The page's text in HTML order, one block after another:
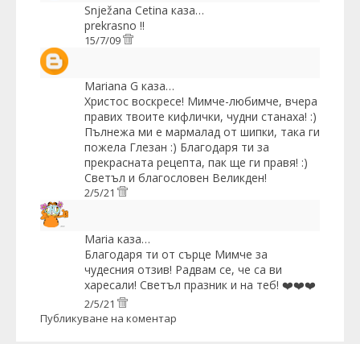
Snježana Cetina каза…
prekrasno !!
15/7/09
Mariana G каза…
Христос воскресе! Мимче-любимче, вчера
правих твоите кифлички, чудни станаха! :)
Пълнежа ми е мармалад от шипки, така ги
пожела Глезан :) Благодаря ти за
прекрасната рецепта, пак ще ги правя! :)
Светъл и благословен Великден!
2/5/21
Maria каза…
Благодаря ти от сърце Мимче за
чудесния отзив! Радвам се, че са ви
харесали! Светъл празник и на теб! ❤️❤️❤️
2/5/21
Публикуване на коментар